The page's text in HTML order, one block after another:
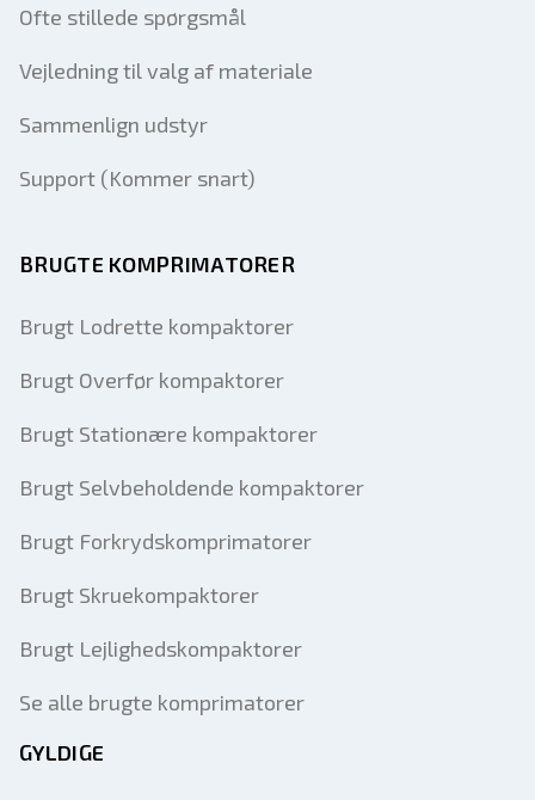
Ofte stillede spørgsmål
Vejledning til valg af materiale
Sammenlign udstyr
Support (Kommer snart)
BRUGTE KOMPRIMATORER
Brugt Lodrette kompaktorer
Brugt Overfør kompaktorer
Brugt Stationære kompaktorer
Brugt Selvbeholdende kompaktorer
Brugt Forkrydskomprimatorer
Brugt Skruekompaktorer
Brugt Lejlighedskompaktorer
Se alle brugte komprimatorer
GYLDIGE